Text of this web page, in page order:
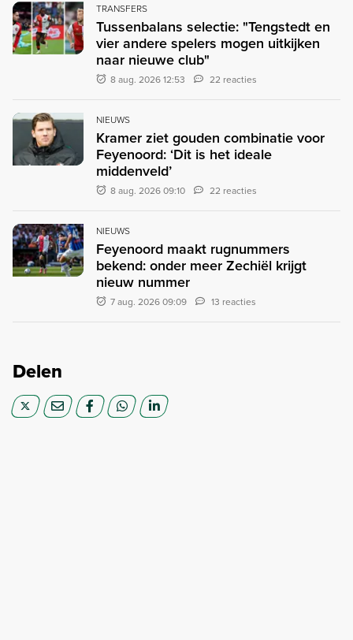
TRANSFERS
Tussenbalans selectie: "Tengstedt en
vier andere spelers mogen uitkijken
naar nieuwe club"
8 aug. 2026 12:53 22 reacties
NIEUWS
Kramer ziet gouden combinatie voor
Feyenoord: ‘Dit is het ideale
middenveld’
8 aug. 2026 09:10 22 reacties
NIEUWS
Feyenoord maakt rugnummers
bekend: onder meer Zechiël krijgt
nieuw nummer
7 aug. 2026 09:09 13 reacties
Delen